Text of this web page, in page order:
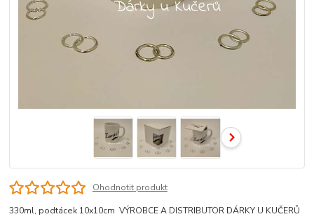
Ohodnotit produkt
330ml, podtácek 10x10cm VÝROBCE A DISTRIBUTOR DÁRKY U KUČERŮ